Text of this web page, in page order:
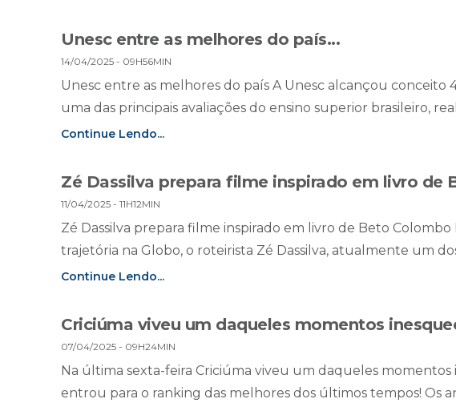
Unesc entre as melhores do país...
14/04/2025 - 09H56MIN
Unesc entre as melhores do país A Unesc alcançou conceito
uma das principais avaliações do ensino superior brasileiro,
Continue Lendo...
Zé Dassilva prepara filme inspirado em livro de
11/04/2025 - 11H12MIN
Zé Dassilva prepara filme inspirado em livro de Beto
trajetória na Globo, o roteirista Zé Dassilva, atualmente um
Continue Lendo...
Criciúma viveu um daqueles momentos
07/04/2025 - 09H24MIN
Na última sexta-feira Criciúma viveu um daqueles
entrou para o ranking das melhores dos últimos tempos! Os